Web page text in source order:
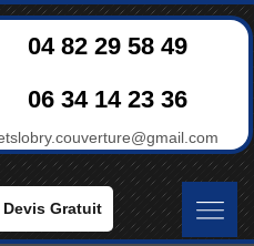
04 82 29 58 49
06 34 14 23 36
Devis Gratuit